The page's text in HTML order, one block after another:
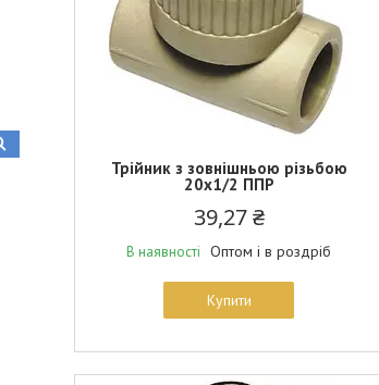
Трійник з зовнішньою різьбою
20х1/2 ППР
39,27 ₴
В наявності Оптом і в роздріб
Купити